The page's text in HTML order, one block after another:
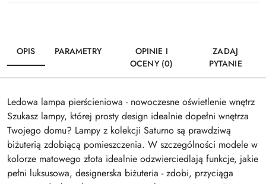
OPIS PARAMETRY
OPINIE I
OCENY (0)
ZADAJ
PYTANIE
Ledowa lampa pierścieniowa - nowoczesne oświetlenie wnętrz
Szukasz lampy, której prosty design idealnie dopełni wnętrza
Twojego domu? Lampy z kolekcji Saturno są prawdziwą
biżuterią zdobiącą pomieszczenia. W szczególności modele w
kolorze matowego złota idealnie odzwierciedlają funkcje, jakie
pełni luksusowa, designerska biżuteria - zdobi, przyciąga